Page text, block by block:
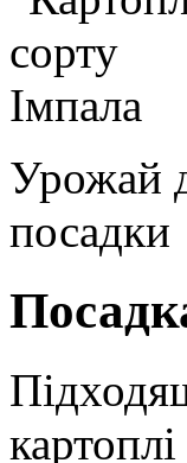
Урожай
посадки